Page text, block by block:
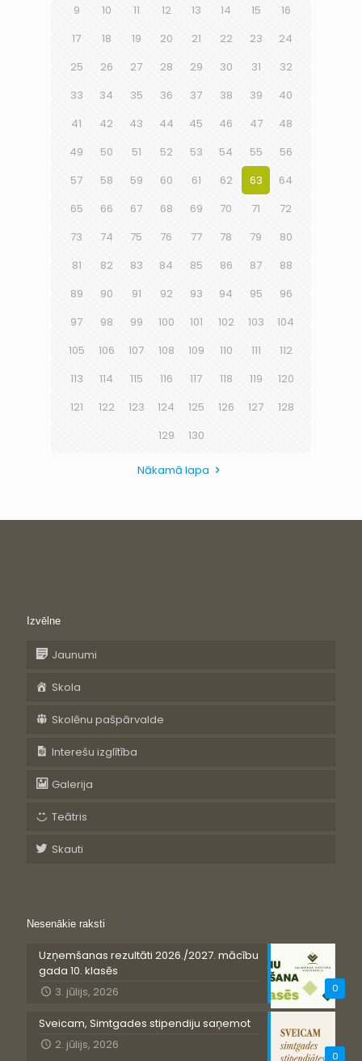
9
10 11 12 13 14 15
16
17
18 19 20 21 22 23
24
25
26 27 28 29 30 31
32
33
34 35 36 37 38 39
40
41
42 43 44 45 46 47
48
49
50 51 52 53 54 55
56
57
58 59 60 61 62 63
64
65
66 67 68 69 70 71
72
73
74 75 76 77 78 79
80
81
82 83 84 85 86 87
88
89
90 91 92 93 94 95
96
97
98 99 100 101 102 103
104
105
106 107 108 109 110 111
112
113
114 115 116 117 118 119
120
121
122 123 124 125 126 127
128
129
130
Nākamā lapa
Izvēlne
Jaunumi
Skola
Skolēnu pašpārvalde
Interešu izglītība
Galerija
Teātris
Skauti
Nesenākie raksti
0
Uzņemšanas rezultāti 2026./2027. mācību
gada 10. klasēs
3. jūlijs, 2026
0
Sveicam, Simtgades stipendiju saņemot
2. jūlijs, 2026